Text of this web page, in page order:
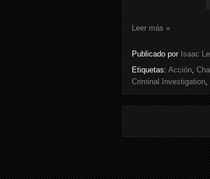
Leer más »
Publicado por Isaac
Etiquetas: Acción
Criminal Investigation